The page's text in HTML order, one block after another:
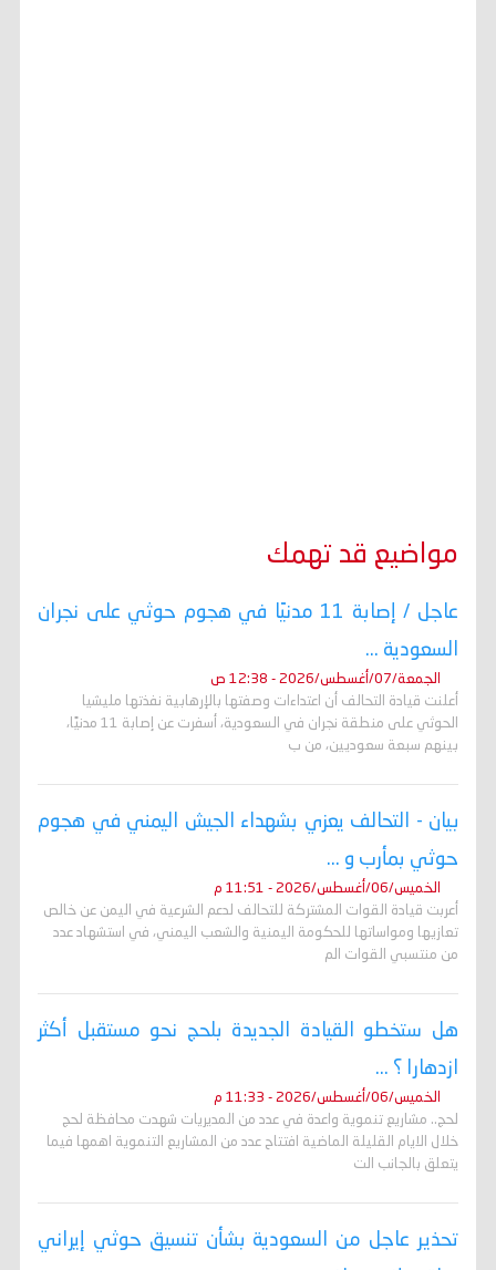
مواضيع قد تهمك
عاجل / إصابة 11 مدنيًا في هجوم حوثي على نجران
السعودية ...
الجمعة/07/أغسطس/2026 - 12:38 ص
أعلنت قيادة التحالف أن اعتداءات وصفتها بالإرهابية نفذتها مليشيا
الحوثي على منطقة نجران في السعودية، أسفرت عن إصابة 11 مدنيًا،
بينهم سبعة سعوديين، من ب
بيان - التحالف يعزي بشهداء الجيش اليمني في هجوم
حوثي بمأرب و ...
الخميس/06/أغسطس/2026 - 11:51 م
أعربت قيادة القوات المشتركة للتحالف لدعم الشرعية في اليمن عن خالص
تعازيها ومواساتها للحكومة اليمنية والشعب اليمني، في استشهاد عدد
من منتسبي القوات الم
هل ستخطو القيادة الجديدة بلحج نحو مستقبل أكثر
ازدهارا ؟ ...
الخميس/06/أغسطس/2026 - 11:33 م
لحج.. مشاريع تنموية واعدة في عدد من المديريات شهدت محافظة لحج
خلال الايام القليلة الماضية افتتاح عدد من المشاريع التنموية اهمها فيما
يتعلق بالجانب الت
تحذير عاجل من السعودية بشأن تنسيق حوثي إيراني